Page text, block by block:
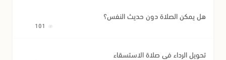
هل يمكن الصلاة دون حديث النفس؟
تحويل الرداء في صلاة الاستسقاء